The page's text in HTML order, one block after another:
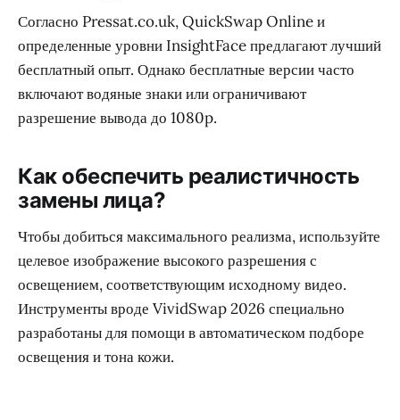
Согласно Pressat.co.uk, QuickSwap Online и
определенные уровни InsightFace предлагают лучший
бесплатный опыт. Однако бесплатные версии часто
включают водяные знаки или ограничивают
разрешение вывода до 1080p.
Как обеспечить реалистичность
замены лица?
Чтобы добиться максимального реализма, используйте
целевое изображение высокого разрешения с
освещением, соответствующим исходному видео.
Инструменты вроде VividSwap 2026 специально
разработаны для помощи в автоматическом подборе
освещения и тона кожи.